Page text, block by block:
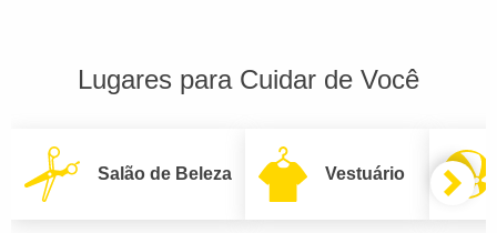
Lugares para Cuidar de Você
Salão de Beleza Vestuário